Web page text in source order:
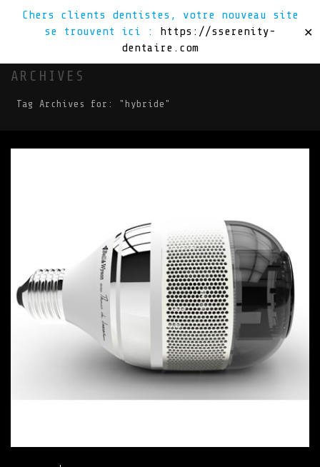
Chers clients dentistes, votre nouveau site
se trouvent ici : https://sserenity-
dentaire.com
✕
ARCHIVES
Tag Archives for: "hybride"